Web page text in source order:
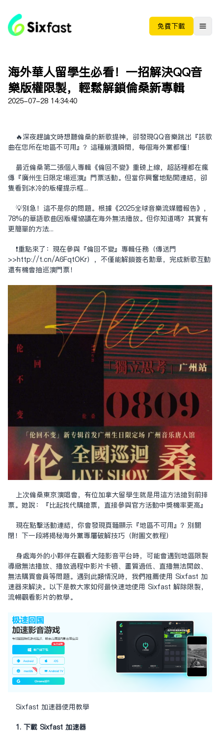
免费下载
海外華人留學生必看！一招解決QQ音
樂版權限制，輕鬆解鎖倫桑新專輯
2025-07-28 14:34:40
🔥深夜趕論文時想聽倫桑的新歌提神，卻發現QQ音樂跳出『該歌
曲在您所在地區不可用』？這種崩潰瞬間，每個海外黨都懂！
最近倫桑第二張個人專輯《倫回不變》重磅上線，超話裡都在瘋
傳『廣州生日限定場巡演』門票活動。但當你興奮地點開連結，卻
只看到冰冷的版權提示框...
💡別急！這不是你的問題。根據《2025全球音樂流媒體報告》，
78%的華語歌曲因版權協議在海外無法播放。但你知道嗎？其實有
更簡單的方法...
❗️重點來了：現在參與『倫回不變』專輯任務（傳送門
>>http://t.cn/A6FqtOKr），不僅能解鎖簽名勳章，完成新歌互動
還有機會抽巡演門票！
上次倫桑東京演唱會，有位加拿大留學生就是用這方法搶到前排
票。她說：『比起找代購搶票，直接參與官方活動中獎機率更高』
現在點擊活動連結，你會發現頁面顯示『地區不可用』？別關
閉！下一段將揭秘海外黨專屬破解技巧（附圖文教程）
身處海外的小夥伴在觀看大陸影音平台時，可能會遇到地區限制
導致無法播放、播放過程中影片卡頓、畫質過低、直播無法開啟、
無法購買會員等問題。遇到此類情況時，我們推薦使用 Sixfast 加
速器來解決。以下是教大家如何最快速地使用 Sixfast 解除限制，
流暢觀看影片的教學。
Sixfast 加速器使用教學
1. 下載 Sixfast 加速器